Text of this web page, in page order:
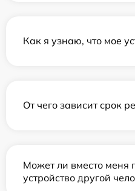
Как я узнаю, что мое
От чего зависит срок
Может ли вместо меня
устройство другой